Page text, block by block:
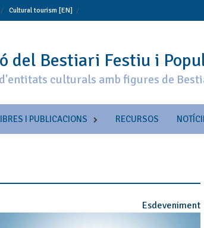
Cultural tourism [EN]
del Bestiari Festiu i
culturals amb figures de
I PUBLICACIONS RECURSOS
Esdeveniment